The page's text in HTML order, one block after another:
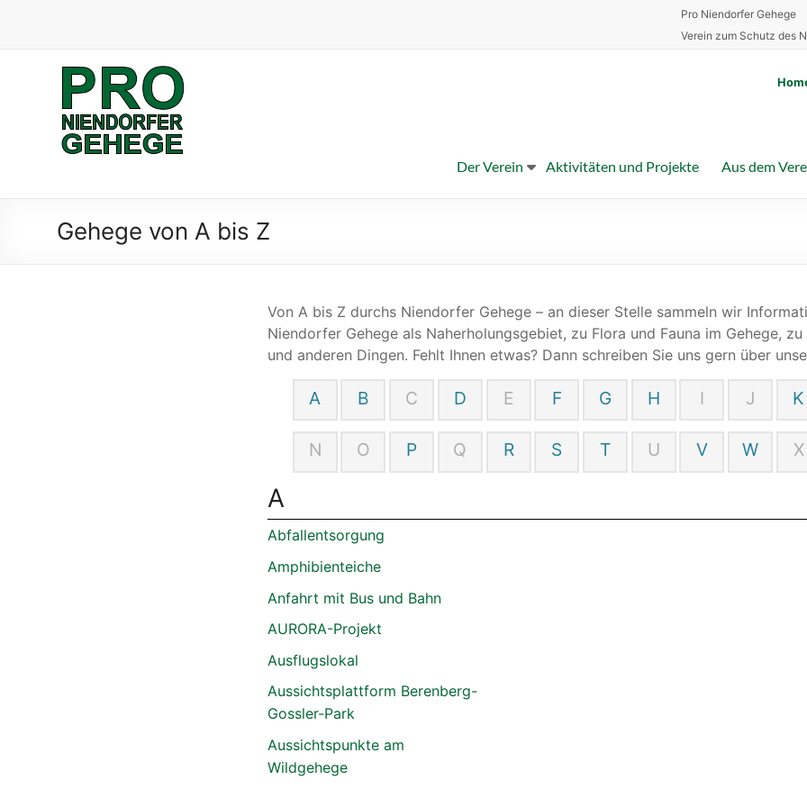
Pro Niendorfer Gehege
Verein zum Schutz des
Pro
Niendorfer
Gehege
Schutz
Der Verein Aktivitäten und Projekte Aus dem
Gehege von A bis Z
Von A bis Z durchs Niendorfer Gehege – an dieser Stelle sammeln wir
Niendorfer Gehege als Naherholungsgebiet, zu Flora und Fauna im Gehege,
und anderen Dingen. Fehlt Ihnen etwas? Dann schreiben Sie uns gern über
A B C D E F G H I J K
N O P Q R S T U V W X
A
Abfallentsorgung
Amphibienteiche
Anfahrt mit Bus und Bahn
AURORA-Projekt
Ausflugslokal
Aussichtsplattform Berenberg-
Gossler-Park
Aussichtspunkte am
Wildgehege